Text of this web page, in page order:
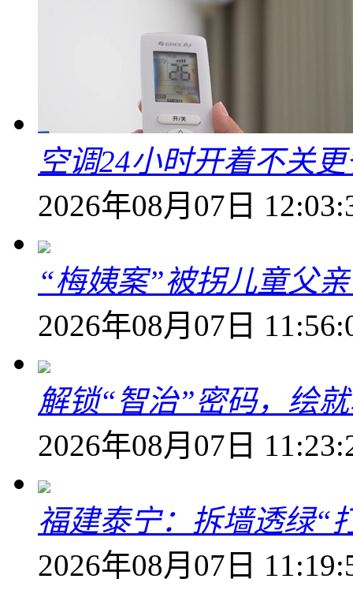
空调24小时开着不关
2026年08月07日
“梅姨案”被拐儿童父
2026年08月07日
解锁“智治”密码，绘
2026年08月07日
福建泰宁：拆墙透绿“
2026年08月07日